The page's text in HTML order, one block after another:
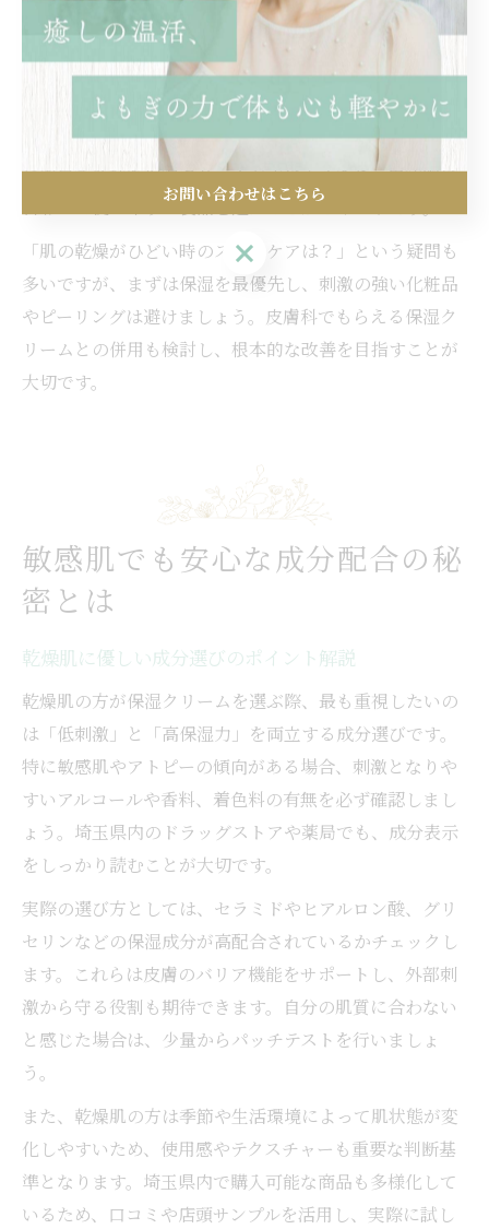
蒸発を防ぎます。朝晩の基本ケアに加え、乾燥が気にな
る時は部分的に塗り直すと良いでしょう。
さらに、室内の加湿や、衣類による摩擦を減らすことも
肌の乾燥対策になります。埼玉県内ではドラッグストア
や薬局で多様な保湿クリームが手に入るため、生活圏に
合わせて使いやすい製品を選ぶことがポイントです。
「肌の乾燥がひどい時のスキンケアは？」という疑問も
多いですが、まずは保湿を最優先し、刺激の強い化粧品
やピーリングは避けましょう。皮膚科でもらえる保湿ク
リームとの併用も検討し、根本的な改善を目指すことが
大切です。
敏感肌でも安心な成分配合の秘
密とは
乾燥肌に優しい成分選びのポイント解説
乾燥肌の方が保湿クリームを選ぶ際、最も重視したいの
は「低刺激」と「高保湿力」を両立する成分選びです。
特に敏感肌やアトピーの傾向がある場合、刺激となりや
すいアルコールや香料、着色料の有無を必ず確認しまし
ょう。埼玉県内のドラッグストアや薬局でも、成分表示
をしっかり読むことが大切です。
実際の選び方としては、セラミドやヒアルロン酸、グリ
セリンなどの保湿成分が高配合されているかチェックし
ます。これらは皮膚のバリア機能をサポートし、外部刺
激から守る役割も期待できます。自分の肌質に合わない
と感じた場合は、少量からパッチテストを行いましょ
う。
また、乾燥肌の方は季節や生活環境によって肌状態が変
化しやすいため、使用感やテクスチャーも重要な判断基
準となります。埼玉県内で購入可能な商品も多様化して
いるため、口コミや店頭サンプルを活用し、実際に試し
お問い合わせはこちら
お問い合わせはこちら